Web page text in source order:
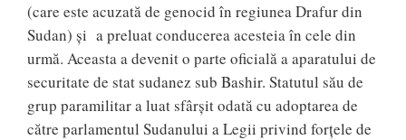
(care este acuzată de genocid în regiunea Drafur din
Sudan) și a preluat conducerea acesteia în cele din
urmă. Aceasta a devenit o parte oficială a aparatului de
securitate de stat sudanez sub Bashir. Statutul său de
grup paramilitar a luat sfârșit odată cu adoptarea de
către parlamentul Sudanului a Legii privind forțele de